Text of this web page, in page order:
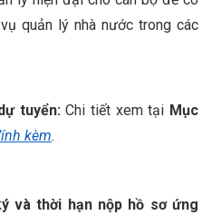
quản lý nhà nước trong các
tuyển:Chi tiết xem tại Mục
kèm.
và thời hạn nộp hồ sơ ứng